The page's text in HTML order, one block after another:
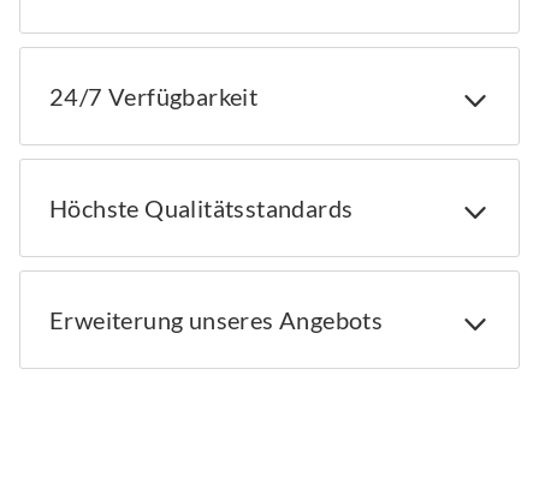
24/7 Verfügbarkeit
Höchste Qualitätsstandards
Erweiterung unseres Angebots